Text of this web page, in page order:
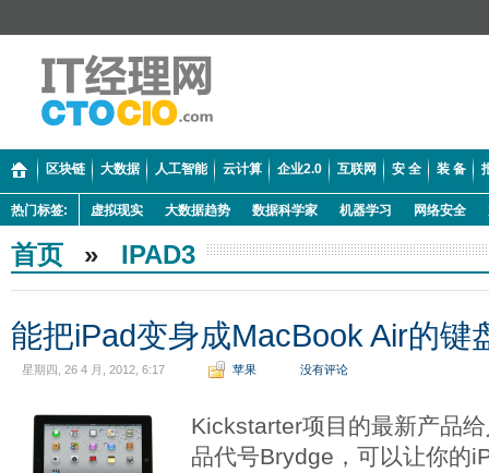
区块链 大数据 人工智能 云计算 企业2.0 互联网 安 全 装 备
热门标签: 虚拟现实 大数据趋势 数据科学家 机器学习 网络安全
首页 » IPAD3
能把iPad变身成MacBook Air的键
星期四, 26 4 月, 2012, 6:17 苹果 没有评论
Kickstarter项目的最新产品
品代号Brydge，可以让你的